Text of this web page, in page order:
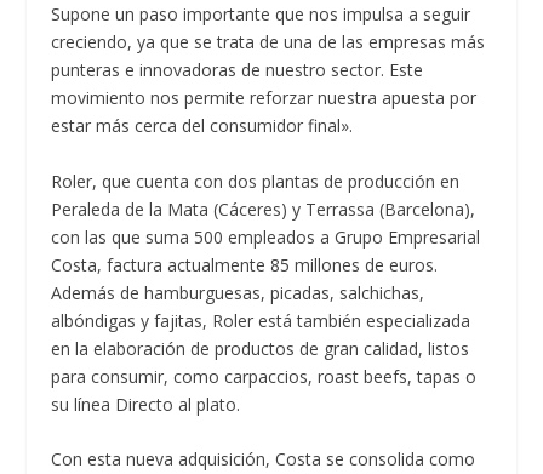
Supone un paso importante que nos impulsa a seguir
creciendo, ya que se trata de una de las empresas más
punteras e innovadoras de nuestro sector. Este
movimiento nos permite reforzar nuestra apuesta por
estar más cerca del consumidor final».
Roler, que cuenta con dos plantas de producción en
Peraleda de la Mata (Cáceres) y Terrassa (Barcelona),
con las que suma 500 empleados a Grupo Empresarial
Costa, factura actualmente 85 millones de euros.
Además de hamburguesas, picadas, salchichas,
albóndigas y fajitas, Roler está también especializada
en la elaboración de productos de gran calidad, listos
para consumir, como carpaccios, roast beefs, tapas o
su línea Directo al plato.
Con esta nueva adquisición, Costa se consolida como